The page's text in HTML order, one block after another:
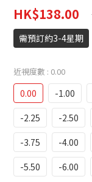
HK$138.00
需預訂約3-4星期
近視度數 : 0.00
0.00 -1.00
-2.25
-2.50
-3.75
-4.00
-5.50
-6.00